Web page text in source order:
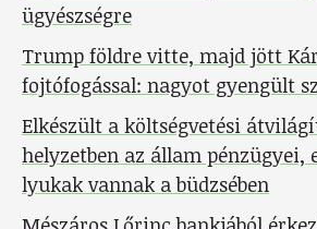
ügyészségre
Trump földre vitte, majd jött
fojtófogással: nagyot gyengült
Elkészült a költségvetési
helyzetben az állam pénzügyei,
lyukak vannak a büdzsében